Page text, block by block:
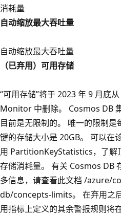
消耗量
自动缩放最大吞吐量
自动缩放最大吞吐量
（已弃用）可用存储
“可用存储”将于 2023 年 9 月底
Monitor 中删除。 Cosmos DB
目前是无限制的。 唯一的限制是
键的存储大小是 20GB。 可以在
用 PartitionKeyStatistics，了解
存储消耗量。 有关 Cosmos DB
多信息，请查看此文档 /azure/
db/concepts-limits。 在弃用之
用指标上定义的其余警报规则将